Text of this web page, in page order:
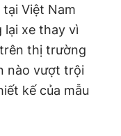
cáo
404
soạn Chính sách bảo
Việt Nam
lại xe thay vì
thị trường
nào vượt trội
kế của mẫu